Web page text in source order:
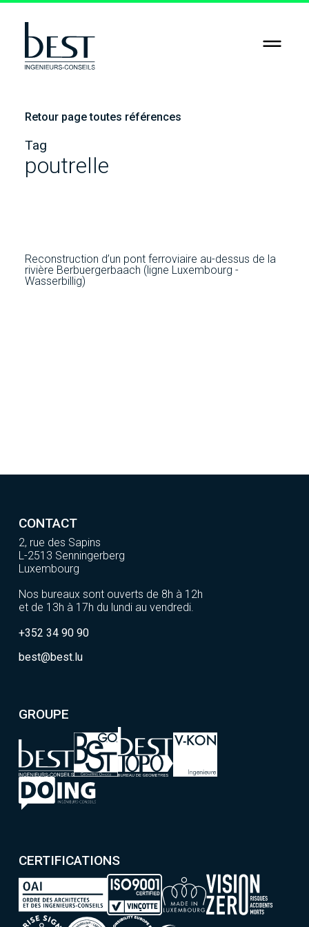
RSE
Contact
Retour page toutes références
Tag
poutrelle
Reconstruction d’un pont ferroviaire au-dessus de la
rivière Berbuergerbaach (ligne Luxembourg -
Wasserbillig)
CONTACT
2, rue des Sapins
L-2513 Senningerberg
Luxembourg
Nos bureaux sont ouverts de 8h à 12h
et de 13h à 17h du lundi au vendredi.
+352 34 90 90
best@best.lu
GROUPE
CERTIFICATIONS